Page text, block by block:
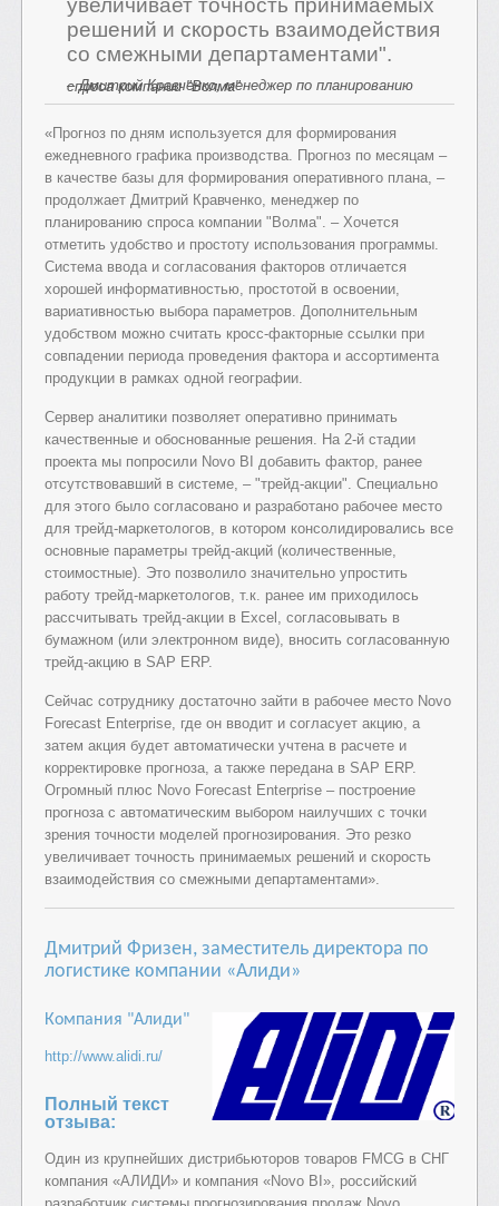
решений и скорость взаимодействия
со смежными департаментами".
– Дмитрий Кравченко, менеджер по планированию спроса компании "Волма"
«Прогноз по дням используется для формирования
ежедневного графика производства. Прогноз по месяцам –
в качестве базы для формирования оперативного плана, –
продолжает Дмитрий Кравченко, менеджер по
планированию спроса компании "Волма". – Хочется
отметить удобство и простоту использования программы.
Система ввода и согласования факторов отличается
хорошей информативностью, простотой в освоении,
вариативностью выбора параметров. Дополнительным
удобством можно считать кросс-факторные ссылки при
совпадении периода проведения фактора и ассортимента
продукции в рамках одной географии.
Сервер аналитики позволяет оперативно принимать
качественные и обоснованные решения. На 2-й стадии
проекта мы попросили Novo BI добавить фактор, ранее
отсутствовавший в системе, – "трейд-акции". Специально
для этого было согласовано и разработано рабочее место
для трейд-маркетологов, в котором консолидировались все
основные параметры трейд-акций (количественные,
стоимостные). Это позволило значительно упростить
работу трейд-маркетологов, т.к. ранее им приходилось
рассчитывать трейд-акции в Excel, согласовывать в
бумажном (или электронном виде), вносить согласованную
трейд-акцию в SAP ERP.
Сейчас сотруднику достаточно зайти в рабочее место Novo
Forecast Enterprise, где он вводит и согласует акцию, а
затем акция будет автоматически учтена в расчете и
корректировке прогноза, а также передана в SAP ERP.
Огромный плюс Novo Forecast Enterprise – построение
прогноза с автоматическим выбором наилучших с точки
зрения точности моделей прогнозирования. Это резко
увеличивает точность принимаемых решений и скорость
взаимодействия со смежными департаментами».
Дмитрий Фризен, заместитель директора по
логистике компании «Алиди»
Компания "Алиди"
http://www.alidi.ru/
Полный текст
отзыва:
Один из крупнейших дистрибьюторов товаров FMCG в СНГ
компания «АЛИДИ» и компания «Novo BI», российский